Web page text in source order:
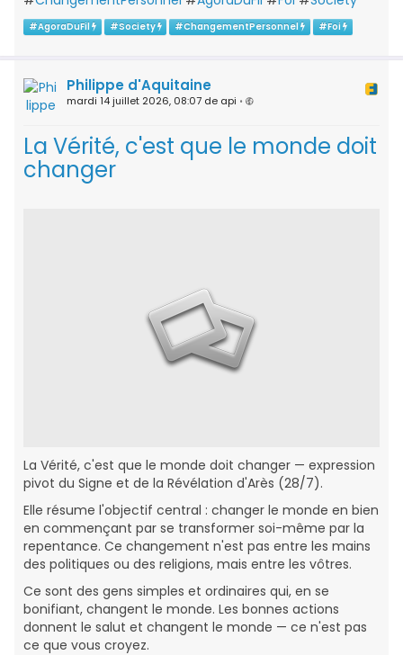
#AgoraDuFil #Society #ChangementPersonnel #Foi
Philippe d'Aquitaine
mardi 14 juillet 2026, 08:07 de api •
La Vérité, c'est que le monde doit
changer
La Vérité, c'est que le monde doit changer — expression
pivot du Signe et de la Révélation d'Arès (28/7).
Elle résume l'objectif central : changer le monde en bien
en commençant par se transformer soi-même par la
repentance. Ce changement n'est pas entre les mains
des politiques ou des religions, mais entre les vôtres.
Ce sont des gens simples et ordinaires qui, en se
bonifiant, changent le monde. Les bonnes actions
donnent le salut et changent le monde — ce n'est pas
ce que vous croyez.